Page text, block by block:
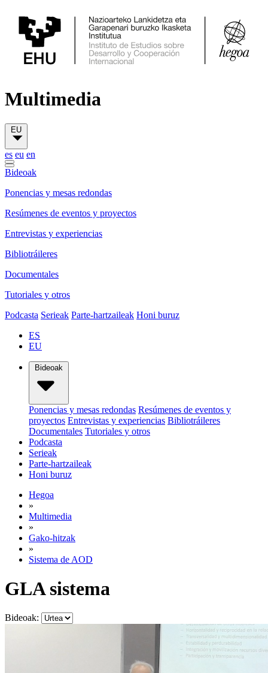
Multimedia
EU
es eu en
Bideoak
Ponencias y mesas redondas
Resúmenes de eventos y proyectos
Entrevistas y experiencias
Bibliotráileres
Documentales
Tutoriales y otros
Podcasta Serieak Parte-hartzaileak Honi buruz
ES
EU
Bideoak
Ponencias y mesas redondas Resúmenes de eventos y
proyectos Entrevistas y experiencias Bibliotráileres
Documentales Tutoriales y otros
Podcasta
Serieak
Parte-hartzaileak
Honi buruz
Hegoa
»
Multimedia
»
Gako-hitzak
»
Sistema de AOD
GLA sistema
Bideoak: